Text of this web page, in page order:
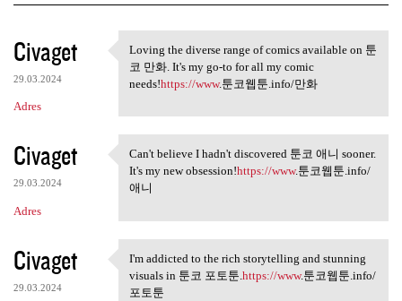
K
o
m
e
n
t
a
r
e
Civaget
29.03.2024
Adres
Loving the diverse range of
Loving the diverse range of comics available on 툰
코 만화. It's my go-to for all my comic
needs!https://www.툰코웹툰.info/만화
Civaget
29.03.2024
Adres
Can't believe I hadn't
Can't believe I hadn't discovered 툰코 애니 sooner.
It's my new obsession!https://www.툰코웹툰.info/
애니
Civaget
29.03.2024
I'm addicted to the rich
I'm addicted to the rich storytelling and stunning
visuals in 툰코 포토툰.https://www.툰코웹툰.info/
포토툰